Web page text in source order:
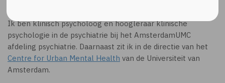
Ik ben klinisch psycholoog en hoogleraar klinische
psychologie in de psychiatrie bij het AmsterdamUMC
afdeling psychiatrie. Daarnaast zit ik in de directie van het
Centre for Urban Mental Health van de Universiteit van
Amsterdam.